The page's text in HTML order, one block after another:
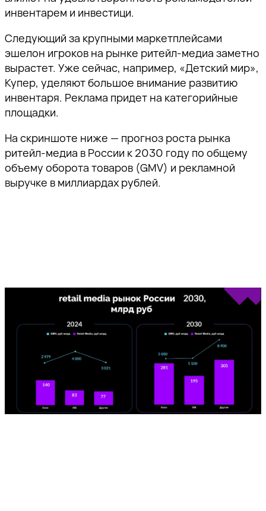
инвентарем и инвестици.
Следующий за крупными маркетплейсами
эшелон игроков на рынке ритейл-медиа заметно
вырастет. Уже сейчас, например, «Детский мир»,
Купер, уделяют большое внимание развитию
инвентаря. Реклама придет на категорийные
площадки.
На скриншоте ниже — прогноз роста рынка
ритейл-медиа в России к 2030 году по общему
объему оборота товаров (GMV) и рекламной
выручке в миллиардах рублей.